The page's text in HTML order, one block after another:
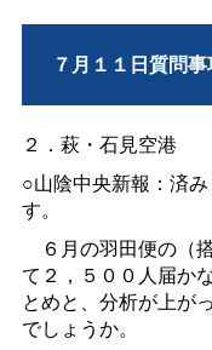
７月１１日質問事
２．萩・石見空港
○山陰中央新報：済
す。
６月の羽田便の（
て２，５００人届か
とめと、分析が上が
でしょうか。